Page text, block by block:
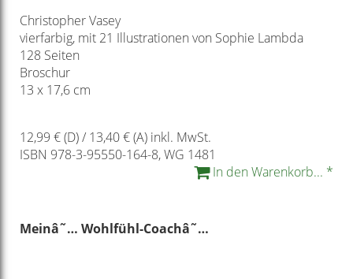
Christopher Vasey
vierfarbig, mit 21 Illustrationen von Sophie Lambda
128 Seiten
Broschur
13 x 17,6 cm
12,99 € (D) / 13,40 € (A) inkl. MwSt.
ISBN 978-3-95550-164-8, WG 1481
In den Warenkorb... *
Meinâ˜… Wohlfühl-Coachâ˜…